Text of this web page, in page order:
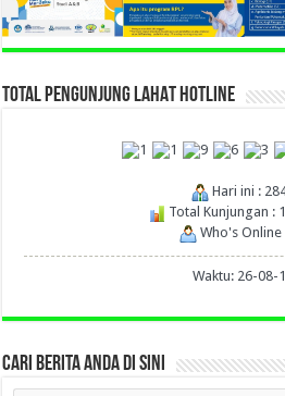
TOTAL PENGUNJUNG LAHAT HOTLINE
Hari ini :
Total Kunjungan :
Who's Online
Waktu: 26-08-
CARI BERITA ANDA DI SINI